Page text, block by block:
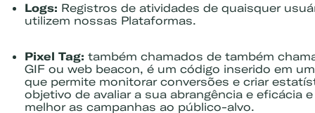
Logs: Registros de atividades de quaisquer
utilizem nossas Plataformas.
Pixel Tag: também chamados de também
GIF ou web beacon, é um código inserido em
que permite monitorar conversões e criar
objetivo de avaliar a sua abrangência e eficácia
melhor as campanhas ao público-alvo.